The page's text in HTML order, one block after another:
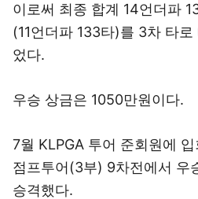
이로써 최종 합계 14언더파
(11언더파 133타)를 3차 타
었다.
우승 상금은 1050만원이다.
7월 KLPGA 투어 준회원에
점프투어(3부) 9차전에서 우
승격했다.